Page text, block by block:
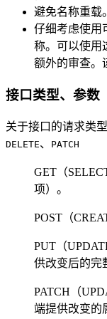
避免名称重载
仔细考虑使用
称。可以使用
额外的审查。
接口类型、参数
关于接口的请求类
DELETE、 PATCH
GET（
项）。
POST（
PUT（
供改变后的完
PATCH（
端提供改变的